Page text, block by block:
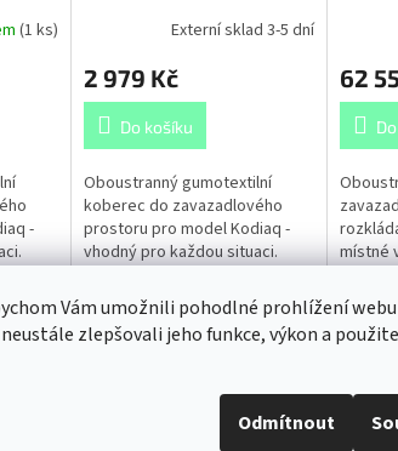
Vám umožnili pohodlné prohlížení
zlepšovali jeho funkce, výkon a
Odmítnout
(1 ks)
-
pro 7-mi místnou verzi
Externí sklad 3-5 dní
2 979 Kč
Do košíku
Oboustranný gumotextilní
koberec do zavazadlového
prostoru pro model Kodiaq -
vhodný pro každou situaci.
místné verzi.
62
místné